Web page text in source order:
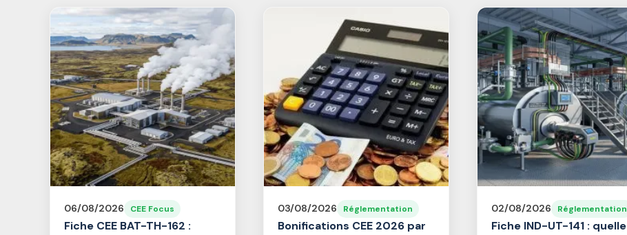
06/08/2026 CEE Focus
Fiche CEE BAT-TH-162 :
03/08/2026 Réglementation
Bonifications CEE 2026 par
02/08/2026 Réglementation
Fiche IND-UT-141 : quelle